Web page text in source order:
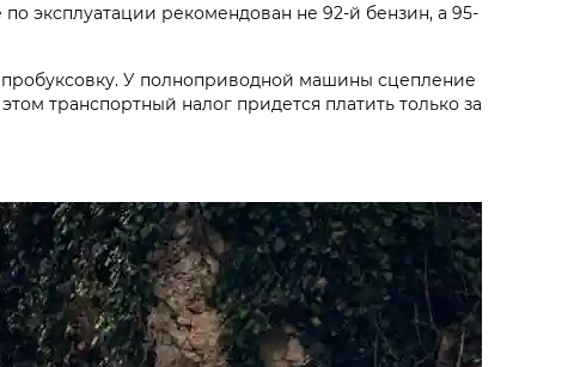
эксплуатации рекомендован не 92-й бензин, а 95-
пробуксовку. У полноприводной машины сцепление
транспортный налог придется платить только за